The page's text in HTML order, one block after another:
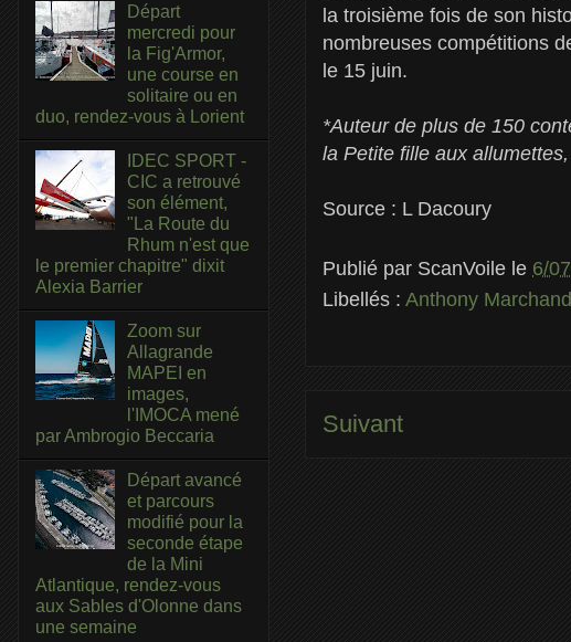
la troisième fois de son
nombreuses compétitions
le 15 juin.
*Auteur de plus de 150
la Petite fille aux
Source : L Dacoury
Publié par ScanVoile le 6/
Libellés : Anthony Marchand
Suivant
Départ
mercredi pour
la Fig'Armor,
une course en
solitaire ou en
duo, rendez-vous à Lorient
IDEC SPORT -
CIC a retrouvé
son élément,
"La Route du
Rhum n'est que
le premier chapitre" dixit
Alexia Barrier
Zoom sur
Allagrande
MAPEI en
images,
l'IMOCA mené
par Ambrogio Beccaria
Départ avancé
et parcours
modifié pour la
seconde étape
de la Mini
Atlantique, rendez-vous
aux Sables d'Olonne dans
une semaine